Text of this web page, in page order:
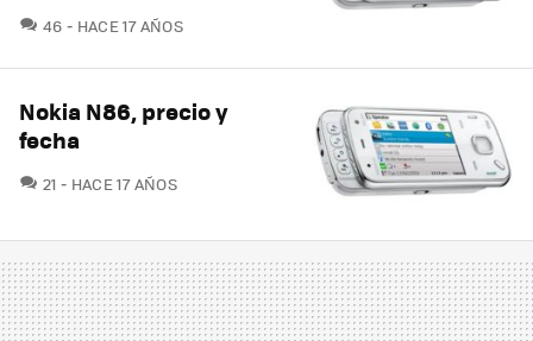
46 COMENTARIOS
HACE 17 AÑOS
Nokia N86, precio y
fecha
21 COMENTARIOS
HACE 17 AÑOS